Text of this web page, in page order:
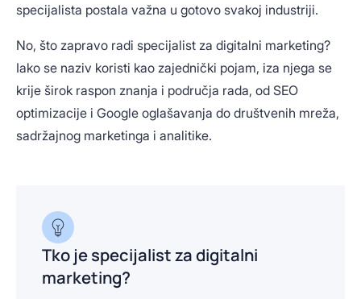
specijalista postala važna u gotovo svakoj industriji.
No, što zapravo radi specijalist za digitalni marketing?
Iako se naziv koristi kao zajednički pojam, iza njega se
krije širok raspon znanja i područja rada, od SEO
optimizacije i Google oglašavanja do društvenih mreža,
sadržajnog marketinga i analitike.
Tko je specijalist za digitalni
marketing?